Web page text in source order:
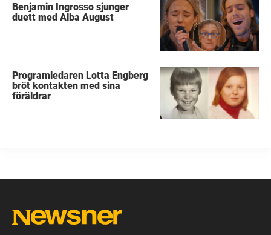
Benjamin Ingrosso sjunger
duett med Alba August
Programledaren Lotta Engberg
bröt kontakten med sina
föräldrar